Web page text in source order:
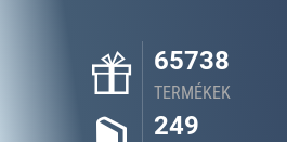
65738
TERMÉKEK
249